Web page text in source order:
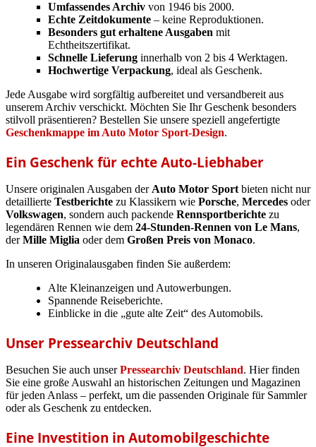
Umfassendes Archiv von 1946 bis 2000.
Echte Zeitdokumente – keine Reproduktionen.
Besonders gut erhaltene Ausgaben mit
Echtheitszertifikat.
Schnelle Lieferung innerhalb von 2 bis 4 Werktagen.
Hochwertige Verpackung, ideal als Geschenk.
Jede Ausgabe wird sorgfältig aufbereitet und versandbereit aus
unserem Archiv verschickt. Möchten Sie Ihr Geschenk besonders
stilvoll präsentieren? Bestellen Sie unsere speziell angefertigte
Geschenkmappe im Auto Motor Sport-Design.
Ein Geschenk für echte Auto-Liebhaber
Unsere originalen Ausgaben der Auto Motor Sport bieten nicht nur
detaillierte Testberichte zu Klassikern wie Porsche, Mercedes oder
Volkswagen, sondern auch packende Rennsportberichte zu
legendären Rennen wie dem 24-Stunden-Rennen von Le Mans,
derMille Miglia oder dem Großen Preis von Monaco.
In unseren Originalausgaben finden Sie außerdem:
Alte Kleinanzeigen und Autowerbungen.
Spannende Reiseberichte.
Einblicke in die „gute alte Zeit“ des Automobils.
Unser Pressearchiv Deutschland
Besuchen Sie auch unserPressearchiv Deutschland. Hier finden
Sie eine große Auswahl an historischen Zeitungen und Magazinen
für jeden Anlass – perfekt, um die passenden Originale für Sammler
oder als Geschenk zu entdecken.
Eine Investition in Automobilgeschichte